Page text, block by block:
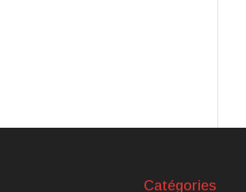
Catégories